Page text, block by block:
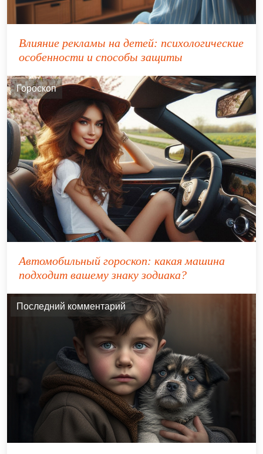
Влияние рекламы на детей: психологические
особенности и способы защиты
Гороскоп
Автомобильный гороскоп: какая машина
подходит вашему знаку зодиака?
Последний комментарий